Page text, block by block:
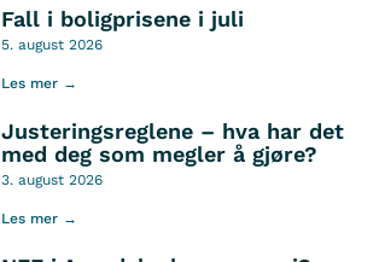
Fall i boligprisene i juli
5. august 2026
Les mer →
Justeringsreglene – hva har det
med deg som megler å gjøre?
3. august 2026
Les mer →